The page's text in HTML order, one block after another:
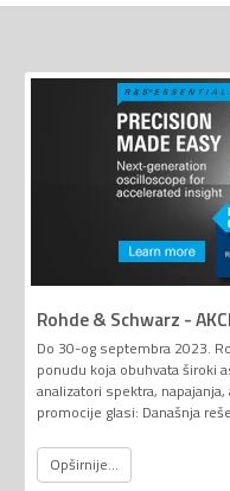
Rohde & Schwarz -
Do 30-og septembra 2023.
ponudu koja obuhvata široki
analizatori spektra,
promocije glasi: Današnja
Opširnije...